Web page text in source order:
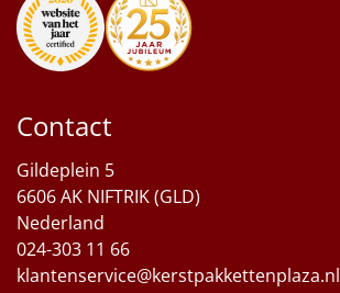
Contact
Gildeplein 5
6606 AK NIFTRIK (GLD)
Nederland
024-303 11 66
klantenservice@kerstpakkettenplaza.nl